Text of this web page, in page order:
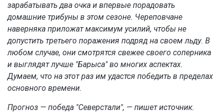
зарабатывать два очка и впервые порадовать
домашние трибуны в этом сезоне. Череповчане
наверняка приложат максимум усилий, чтобы не
допустить третьего поражения подряд на своем льду. В
любом случае, они смотрятся свежее своего соперника
и выглядят лучше "Барыса" во многих аспектах.
Думаем, что на этот раз им удастся победить в пределах
основного времени.
Прогноз — победа "Северстали", — пишет источник.